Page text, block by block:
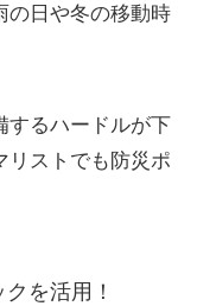
の日や冬の移動時
するハードルが下
リストでも防災ポ
を活用！